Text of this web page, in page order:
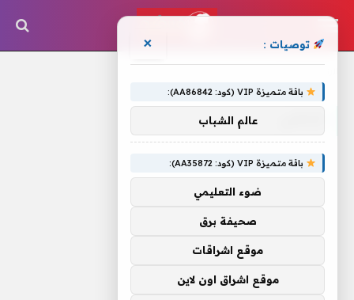
توصيات : ×
باقة متميزة VIP (كود: AA86842):
عالم الشباب
باقة متميزة VIP (كود: AA35872):
ضوء التعليمي
صحيفة برق
موقع اشراقات
موقع اشراق اون لاين